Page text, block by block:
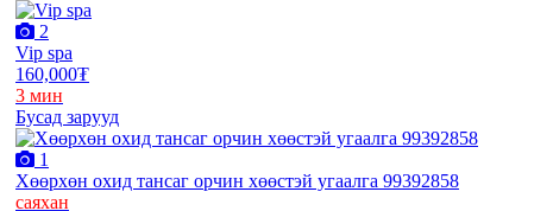
2
Vip spa
160,000₮
3 мин
Бусад зарууд
1
Хөөрхөн охид тансаг орчин хөөстэй угаалга 99392858
саяхан